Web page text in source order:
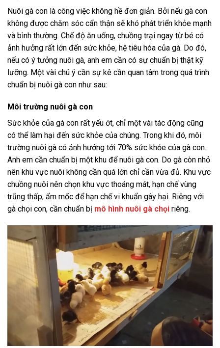
Nuôi gà con là công việc không hề đơn giản. Bởi nếu gà con
không được chăm sóc cẩn thận sẽ khó phát triển khỏe mạnh
và bình thường. Chế độ ăn uống, chuồng trại ngay từ bé có
ảnh hưởng rất lớn đến sức khỏe, hệ tiêu hóa của gà. Do đó,
nếu có ý tưởng nuôi gà, anh em cần có sự chuẩn bị thật kỹ
lưỡng. Một vài chú ý cần sự kê cần quan tâm trong quá trình
chuẩn bị nuôi gà con như sau:
Môi trường nuôi gà con
Sức khỏe của gà con rất yếu ớt, chỉ một vài tác động cũng
có thể làm hại đến sức khỏe của chúng. Trong khi đó, môi
trường nuôi gà có ảnh hưởng tới 70% sức khỏe của gà con.
Anh em cần chuẩn bị một khu để nuôi gà con. Do gà còn nhỏ
nên khu vực nuôi không cần quá lớn chỉ cần vừa đủ. Khu vực
chuồng nuôi nên chọn khu vực thoáng mát, hạn chế vùng
trũng thấp, ẩm mốc để hạn chế vi khuẩn gây hại. Riêng với
gà chọi con, cần chuẩn bị mô hình nuôi gà chọi riêng.